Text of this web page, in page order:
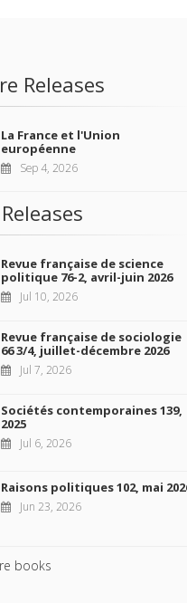
Releases
La France et l'Union
européenne
Sep 4, 2026
Revue française de science
politique 76-2, avril-juin 2026
Jul 10, 2026
Revue française de sociologie
66 3/4, juillet-décembre 2026
Jul 7, 2026
Sociétés contemporaines 139,
2025
Jul 6, 2026
Raisons politiques 102, mai
Jun 23, 2026
books